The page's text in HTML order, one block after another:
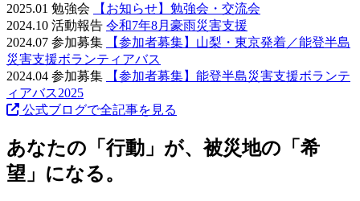
2025.01 勉強会
【お知らせ】勉強会・交流会
2024.10 活動報告 令和7年8月豪雨災害支援
2024.07 参加募集
【参加者募集】山梨・東京発着／能登半島
災害支援ボランティアバス
2024.04 参加募集
【参加者募集】能登半島災害支援ボランテ
ィアバス2025
公式ブログで全記事を見る
あなたの「行動」が、被災地の「希
望」になる。